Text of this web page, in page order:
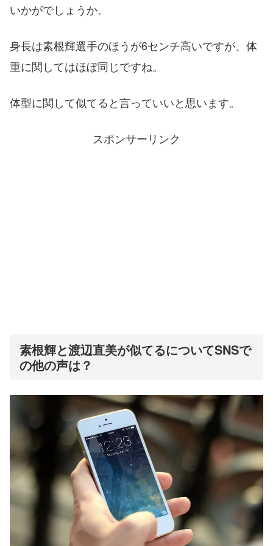
いかがでしょうか。
身長は素根輝選手のほうが6センチ高いですが、体
重に関してはほぼ同じですね。
体型に関して似てると言っていいと思います。
スポンサーリンク
素根輝と渡辺直美が似てるについてSNSで
の他の声は？